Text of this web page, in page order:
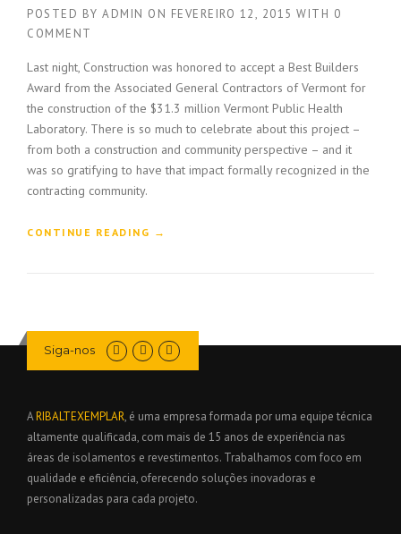
POSTED BY ADMIN ON FEVEREIRO 12, 2015 WITH 0
COMMENT
Last night, Construction was honored to accept a Best Builders
Award from the Associated General Contractors of Vermont for
the construction of the $31.3 million Vermont Public Health
Laboratory. There is so much to celebrate about this project –
from both a construction and community perspective – and it
was so gratifying to have that impact formally recognized in the
contracting community.
CONTINUE READING “
U
C
H
O
N
→
Siga-nos
ARIBALTEXEMPLAR, é uma empresa formada por uma equipe técnica
altamente qualificada, com mais de 15 anos de experiência nas
áreas de isolamentos e revestimentos. Trabalhamos com foco em
qualidade e eficiência, oferecendo soluções inovadoras e
personalizadas para cada projeto.